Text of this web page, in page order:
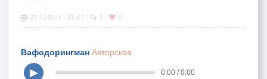
23.12.2014 67 0 0
Вафодорингман Авторская
▶
0:00 / 0:00